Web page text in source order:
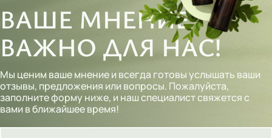
ВАШЕ МНЕНИЕ
ВАЖНО ДЛЯ НАС!
Мы ценим ваше мнение и всегда готовы услышать ваши
отзывы, предложения или вопросы. Пожалуйста,
заполните форму ниже, и наш специалист свяжется с
вами в ближайшее время!